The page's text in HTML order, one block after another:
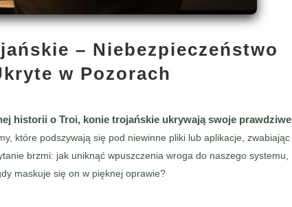
– Niebezpieczeństwo
w Pozorach
historii o Troi, konie trojańskie ukrywają swoje prawdziwe
które podszywają się pod niewinne pliki lub aplikacje, zwabiając
brzmi: jak uniknąć wpuszczenia wroga do naszego systemu,
maskuje się on w pięknej oprawie?